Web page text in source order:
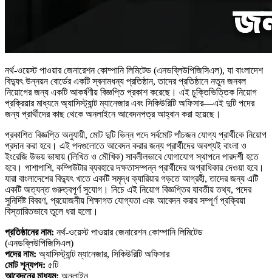
নর্থ-ওয়েস্ট পাওয়ার জেনারেশন কোম্পানি লিমিটেড (এনডব্লিউপিজিসিএল), যা বাংলাদেশ
বিদ্যুৎ উন্নয়ন বোর্ডের একটি স্বনামধন্য প্রতিষ্ঠান, তাদের প্রতিষ্ঠানে নতুন জনবল
নিয়োগের জন্য একটি আকর্ষণীয় বিজ্ঞপ্তি প্রকাশ করেছে। এই চুক্তিভিত্তিক নিয়োগ
প্রক্রিয়ার মাধ্যমে অ্যাসিস্ট্যান্ট ম্যানেজার এবং সিকিউরিটি অফিসার—এই দুটি পদের
জন্য প্রার্থীদের কাছ থেকে অনলাইনে আবেদনপত্র আহ্বান করা হয়েছে।
প্রকাশিত বিজ্ঞপ্তি অনুযায়ী, মোট দুটি ভিন্ন পদে সর্বমোট পাঁচজন যোগ্য প্রার্থীকে নিয়োগ
প্রদান করা হবে। এই পদগুলোতে আবেদন করার জন্য প্রার্থীদের অবশ্যই বাংলা ও
ইংরেজি উভয় ভাষায় (লিখিত ও মৌখিক) সাবলীলভাবে যোগাযোগ স্থাপনে পারদর্শী হতে
হবে। পাশাপাশি, কম্পিউটার ব্যবহারে দক্ষতাসম্পন্ন প্রার্থীদের অগ্রাধিকার দেওয়া হবে।
যারা বাংলাদেশের বিদ্যুৎ খাতে একটি সমৃদ্ধ ক্যারিয়ার গড়তে আগ্রহী, তাদের জন্য এটি
একটি অত্যন্ত গুরুত্বপূর্ণ সুযোগ। নিচে এই নিয়োগ বিজ্ঞপ্তির যাবতীয় তথ্য, পদের
সুনির্দিষ্ট বিবরণ, প্রয়োজনীয় শিক্ষাগত যোগ্যতা এবং আবেদন করার সম্পূর্ণ প্রক্রিয়া
বিস্তারিতভাবে তুলে ধরা হলো।
প্রতিষ্ঠানের নাম: নর্থ-ওয়েস্ট পাওয়ার জেনারেশন কোম্পানি লিমিটেড
(এনডব্লিউপিজিসিএল)
পদের নাম: অ্যাসিস্ট্যান্ট ম্যানেজার, সিকিউরিটি অফিসার
মোট শূন্যপদ: ৫টি